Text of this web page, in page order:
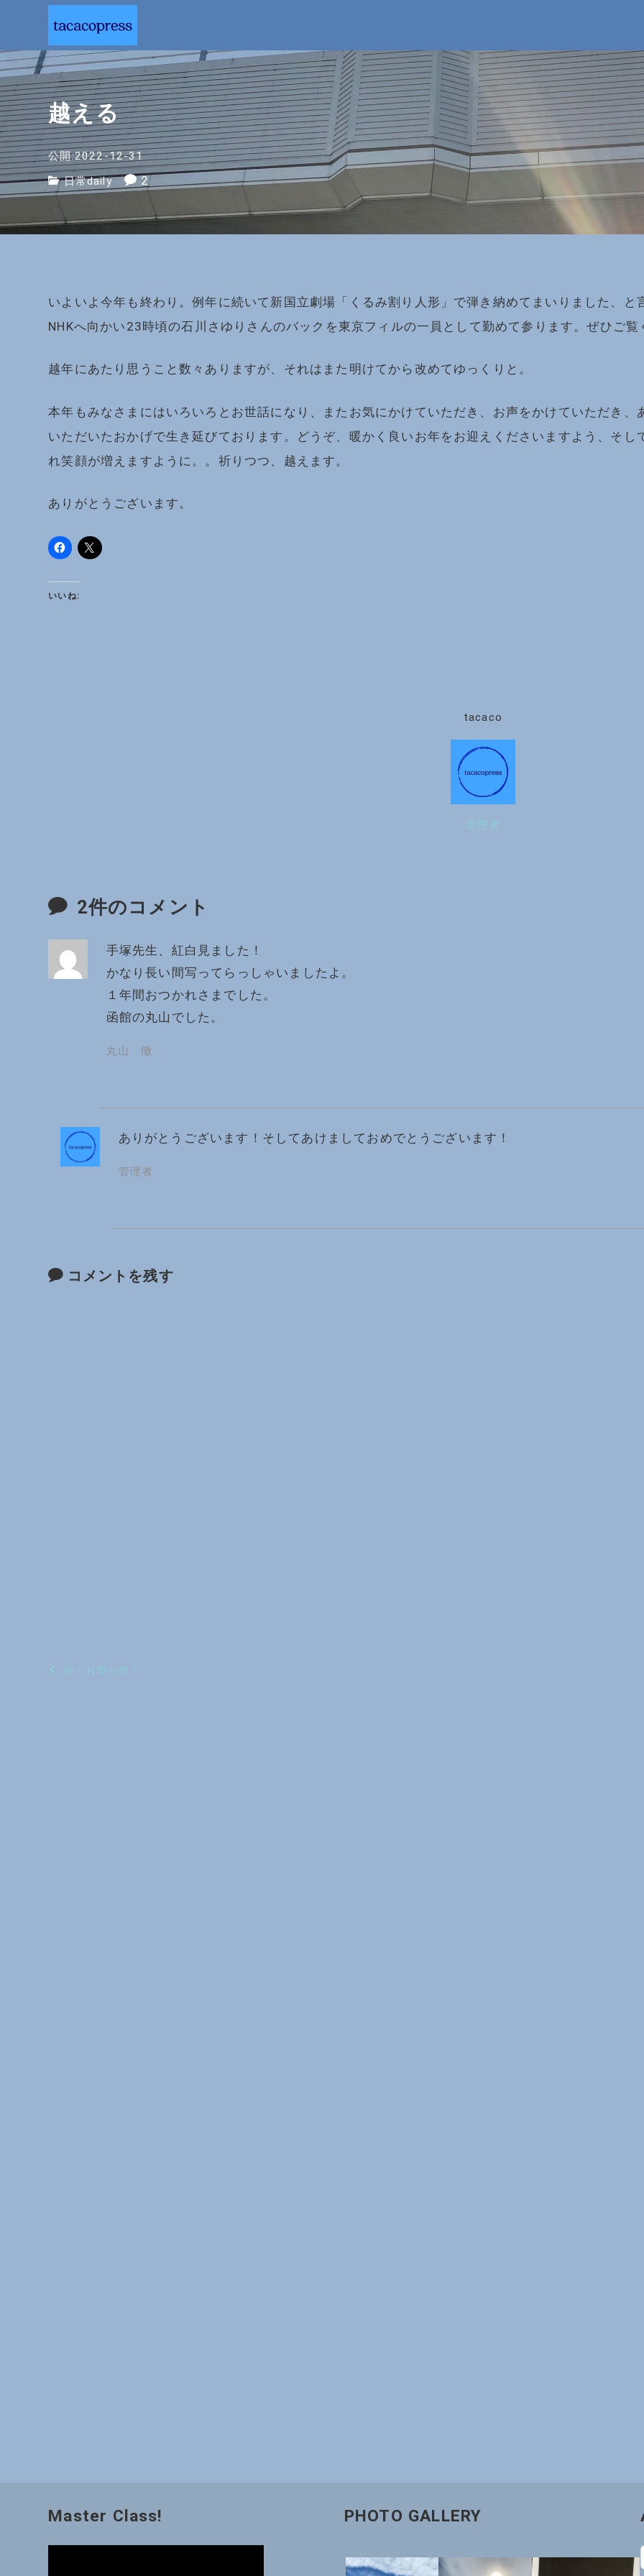
越える
公開:2022-12-31
日常daily
2
いよいよ今年も終わり。例年に続いて新国立劇場「くるみ割り人形」で弾き納めてまいりました、
NHKへ向かい23時頃の石川さゆりさんのバックを東京フィルの一員として勤めて参ります。ぜひご覧
越年にあたり思うこと数々ありますが、それはまた明けてから改めてゆっくりと。
本年もみなさまにはいろいろとお世話になり、またお気にかけていただき、お声をかけていただき
いただいたおかげで生き延びております。どうぞ、暖かく良いお年をお迎えくださいますよう、そ
れ笑顔が増えますように。。祈りつつ、越えます。
ありがとうございます。
いいね:
tacaco
管理者
2件のコメント
手塚先生、紅白見ました！
かなり長い間写ってらっしゃいましたよ。
１年間おつかれさまでした。
函館の丸山でした。
丸山 徹
ありがとうございます！そしてあけましておめでとうございます！
管理者
コメントを残す
投
続・お知らせ！
Master Class! PHOTO GALLERY